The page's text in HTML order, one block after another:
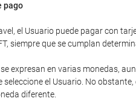
pago
el Usuario puede pagar con
siempre que se cumplan
expresan en varias monedas,
seleccione el Usuario. No
diferente.